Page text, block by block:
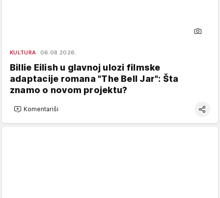
KULTURA 06.08.2026.
Billie Eilish u glavnoj ulozi filmske
adaptacije romana "The Bell Jar": Šta
znamo o novom projektu?
Komentariši